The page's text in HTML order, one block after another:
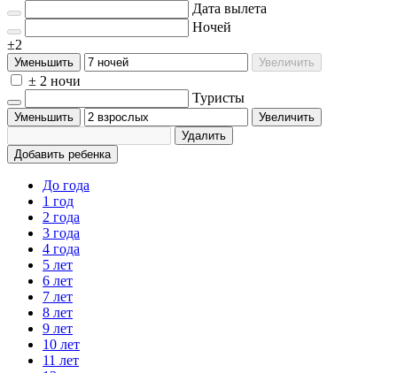
Дата вылета
Ночей
±2
Уменьшить Увеличить
± 2 ночи
Туристы
Уменьшить
Увеличить
Удалить
Добавить ребенка
До года
1 год
2 года
3 года
4 года
5 лет
6 лет
7 лет
8 лет
9 лет
10 лет
11 лет